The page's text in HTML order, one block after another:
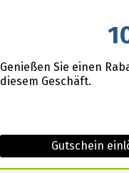
Genießen Sie einen
diesem Geschäft.
Gutschein